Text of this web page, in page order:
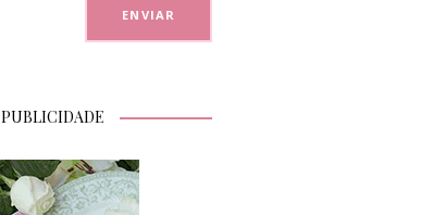
PUBLICIDADE